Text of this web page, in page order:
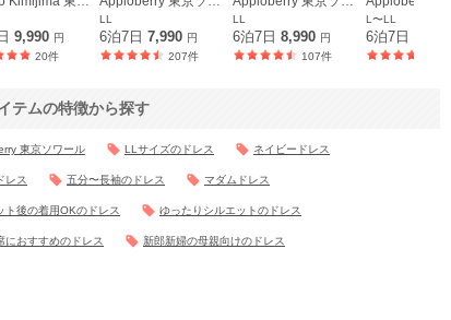
9,990 円
20件
LL
6泊7日7,990 円
207件
LL
6泊7日8,990 円
107件
L〜LL
6泊7日
テムの特徴から探す
東京ソワール LLサイズのドレス ネイビードレス
レス 五分〜長袖のドレス マダムドレス
ト後の着用OKのドレス ゆったりシルエットのドレス
におすすめのドレス 新郎新婦の母親向けのドレス